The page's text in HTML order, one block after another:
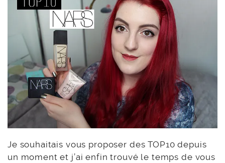
Je souhaitais vous proposer des TOP10 depuis
un moment et j’ai enfin trouvé le temps de vous